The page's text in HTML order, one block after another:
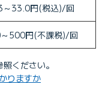
～33.0円(税込)/回
500円(不課税)/回
ください。
りますか